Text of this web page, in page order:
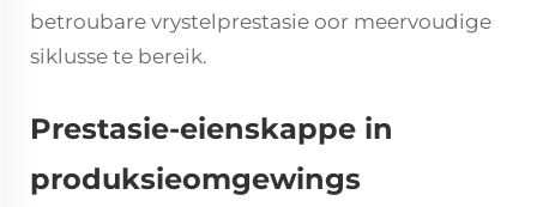
betroubare vrystelprestasie oor meervoudige
siklusse te bereik.
Prestasie-eienskappe in
produksieomgewings